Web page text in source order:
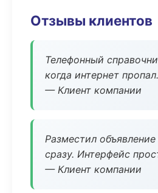
Отзывы клиентов
Телефонный
когда интернет пропал.
— Клиент компании
Разместил
сразу. Интерфейс
— Клиент компании